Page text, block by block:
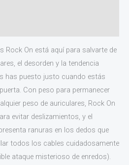
Rock On está aquí para salvarte de
el desorden y la tendencia
has puesto justo cuando estás
Con peso para permanecer
peso de auriculares, Rock On
evitar deslizamientos, y el
ranuras en los dedos que
todos los cables cuidadosamente
ataque misterioso de enredos).